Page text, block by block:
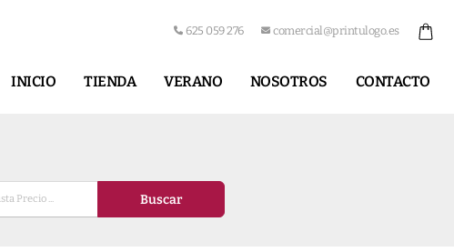
625 059 276 comercial@printulogo.es
INICIO TIENDA VERANO NOSOTROS CONTACTO
Buscar